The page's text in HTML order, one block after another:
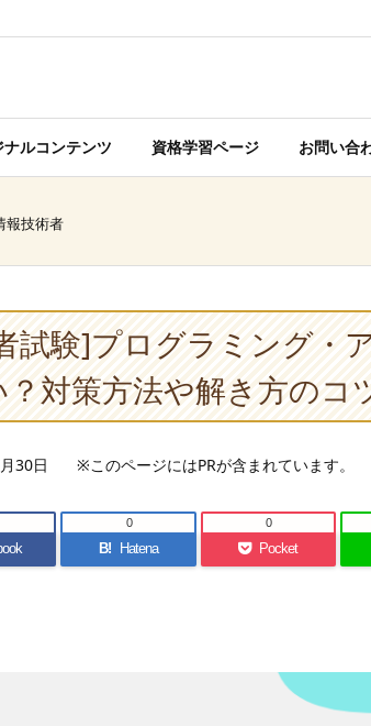
ルコンテンツ 資格学習ページ お問い合
報技術者
試験]プログラミング・
？対策方法や解き方のコ
30日
B! Hatena
0
Pocket
0